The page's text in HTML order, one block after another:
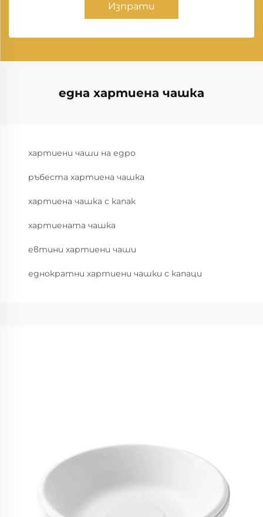
Изпрати
една хартиена чашка
хартиени чаши на едро
ръбеста хартиена чашка
хартиена чашка с капак
хартиената чашка
евтини хартиени чаши
еднократни хартиени чашки с капаци